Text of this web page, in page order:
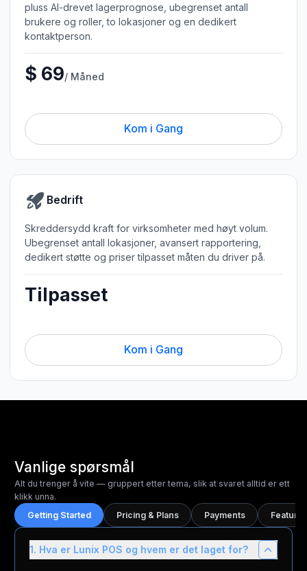
pluss AI-drevet lagerprognose, ubegrenset antall
brukere og roller, to lokasjoner og en dedikert
kontaktperson.
$ 69/ Måned
Kom i Gang
Bedrift
Skreddersydd kraft for virksomheter med høyt volum.
Ubegrenset antall lokasjoner, avansert rapportering,
dedikert støtte og priser tilpasset måten du driver på.
Tilpasset
Kom i Gang
Vanlige spørsmål
Alt du trenger å vite — gruppert etter tema, slik at svaret alltid er ett
klikk unna.
Getting Started
Pricing & Plans Payments
1. Hva er Lunix POS og hvem er det laget for?